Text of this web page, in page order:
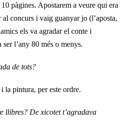
pàgines. Apostarem a veure qui era
al concurs i vaig guanyar jo (l’aposta,
els va agradar el conte i
l’any 80 més o menys.
de tots?
la pintura, per este ordre.
llibres? De xicotet t’agradava